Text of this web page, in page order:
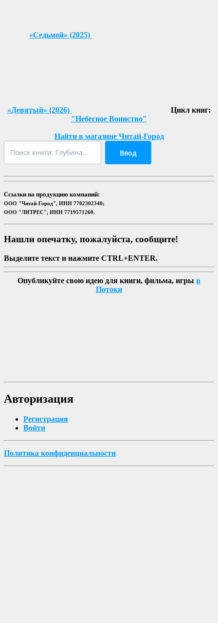
«Седьмой» (2025)
«Девятый» (2026)
Цикл книг:
"Небесное Воинство"
Найти в магазине Читай-Город
Ввод
Ссылки на продукцию компаний:
ООО "Читай-Город", ИНН 7702302340;
ООО "ЛИТРЕС", ИНН 7719571260.
Нашли опечатку, пожалуйста, сообщите!
Выделите текст и нажмите CTRL+ENTER.
Опубликуйте свою идею для книги, фильма, игры в
Потоки
Авторизация
Регистрация
Войти
Политика конфиденциальности